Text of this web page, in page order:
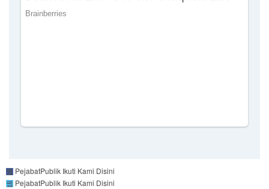
PejabatPublik Ikuti Kami Disini
PejabatPublik Ikuti Kami Disini